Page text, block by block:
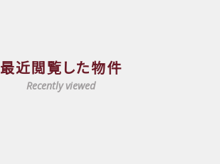
最近閲覧した物件
Recently viewed